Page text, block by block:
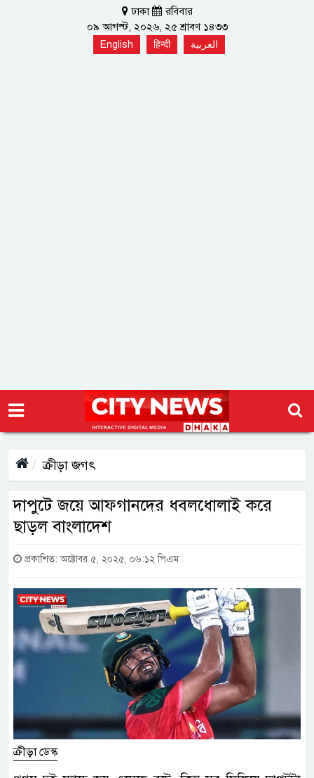
ঢাকা
রবিবার
০৯ আগস্ট, ২০২৬, ২৫ শ্রাবণ ১৪৩৩
English हिन्दी العربية
ক্রীড়া জগৎ
দাপুটে জয়ে আফগানদের ধবলধোলাই করে
ছাড়ল বাংলাদেশ
প্রকাশিত: অক্টোবর ৫, ২০২৫, ০৬:১২ পিএম
ক্রীড়া ডেস্ক